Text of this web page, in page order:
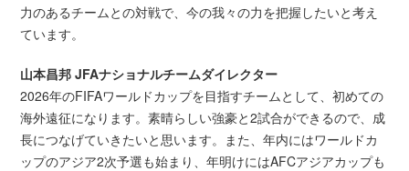
力のあるチームとの対戦で、今の我々の力を把握したいと考え
ています。
山本昌邦 JFAナショナルチームダイレクター
2026年のFIFAワールドカップを目指すチームとして、初めての
海外遠征になります。素晴らしい強豪と2試合ができるので、成
長につなげていきたいと思います。また、年内にはワールドカ
ップのアジア2次予選も始まり、年明けにはAFCアジアカップも